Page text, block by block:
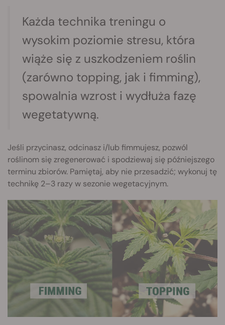
Każda technika treningu o
wysokim poziomie stresu, która
wiąże się z uszkodzeniem roślin
(zarówno topping, jak i fimming),
spowalnia wzrost i wydłuża fazę
wegetatywną.
Jeśli przycinasz, odcinasz i/lub fimmujesz, pozwól
roślinom się zregenerować i spodziewaj się późniejszego
terminu zbiorów. Pamiętaj, aby nie przesadzić; wykonuj tę
technikę 2–3 razy w sezonie wegetacyjnym.